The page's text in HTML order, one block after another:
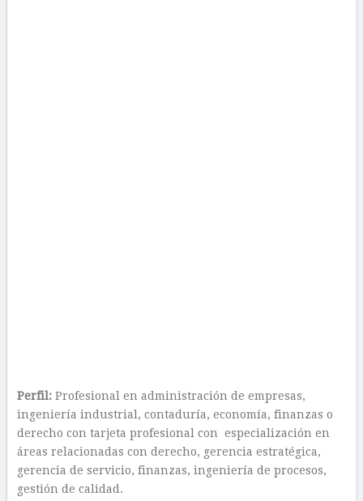
Perfil:Profesional en administración de empresas,
ingeniería industrial, contaduría, economía, finanzas o
derecho con tarjeta profesional con especialización en
áreas relacionadas con derecho, gerencia estratégica,
gerencia de servicio, finanzas, ingeniería de procesos,
gestión de calidad.